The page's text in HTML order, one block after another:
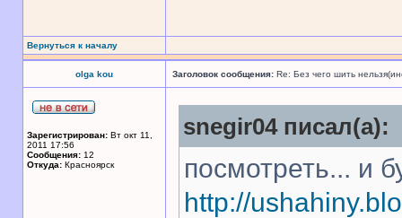
Вернуться к началу
olga kou Заголовок сообщения: Re: Без чего шить
Зарегистрирован: Вт окт 11,
2011 17:56
Сообщения: 12
Откуда: Красноярск
snegir04 писал(а):
посмотреть... и
http://